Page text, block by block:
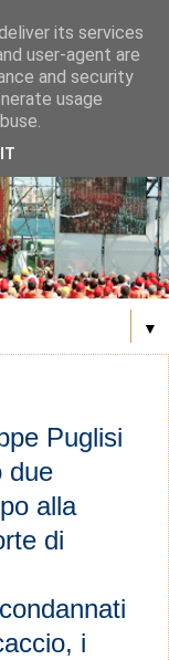
▼
Puglisi
due
alla
di
i
its services
user-agent are
and security
usage